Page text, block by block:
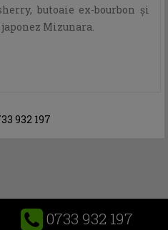
butoaie ex-bourbon și
Mizunara.
932 197
0733 932 197